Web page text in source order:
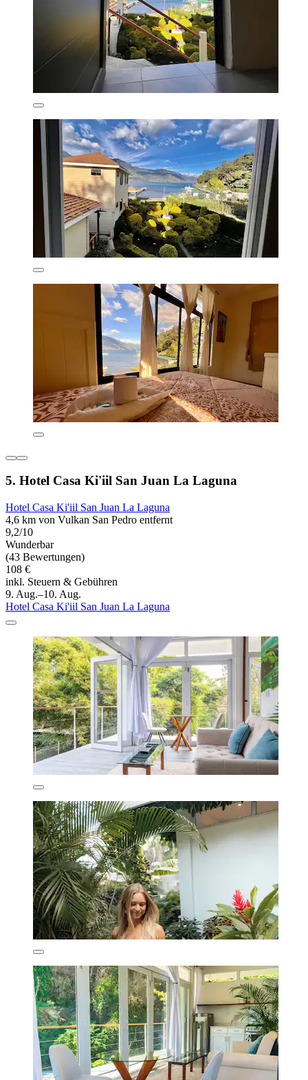
5. Hotel Casa Ki'iil San Juan La Laguna
Hotel Casa Ki'iil San Juan La Laguna
4,6 km von Vulkan San Pedro entfernt
9,2/10
Wunderbar
(43 Bewertungen)
108 €
inkl. Steuern & Gebühren
9. Aug.–10. Aug.
Hotel Casa Ki'iil San Juan La Laguna